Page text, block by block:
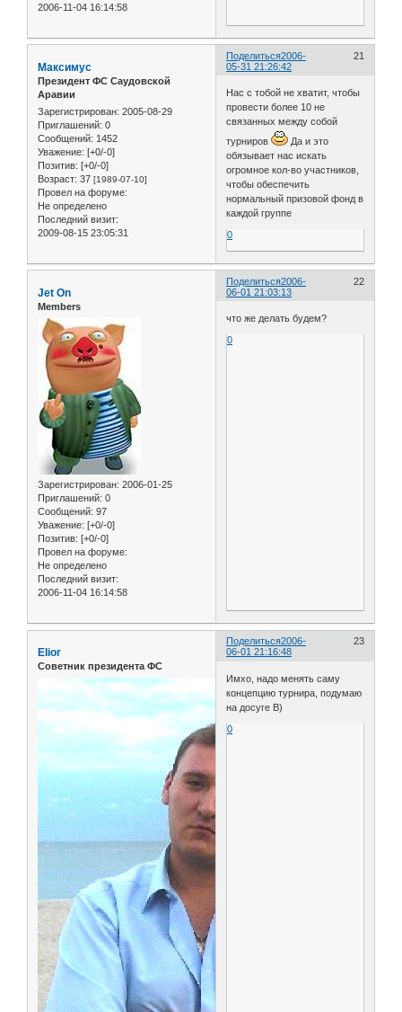
2006-11-04 16:14:58
Поделиться 21
2006-
05-31 21:26:42
Максимус
Президент ФС Саудовской
Аравии
Зарегистрирован: 2005-08-29
Приглашений: 0
Сообщений: 1452
Уважение: [+0/-0]
Позитив: [+0/-0]
Возраст: 37 [1989-07-10]
Провел на форуме:
Не определено
Последний визит:
2009-08-15 23:05:31
Нас с тобой не хватит, чтобы
провести более 10 не
связанных между собой
турниров
Да и это
обязывает нас искать
огромное кол-во участников,
чтобы обеспечить
нормальный призовой фонд в
каждой группе
0
Поделиться 22
2006-
06-01 21:03:13
Jet On
Members
Зарегистрирован: 2006-01-25
Приглашений: 0
Сообщений: 97
Уважение: [+0/-0]
Позитив: [+0/-0]
Провел на форуме:
Не определено
Последний визит:
2006-11-04 16:14:58
что же делать будем?
0
Поделиться 23
2006-
06-01 21:16:48
Elior
Советник президента ФС
Имхо, надо менять саму
концепцию турнира, подумаю
на досуге B)
0